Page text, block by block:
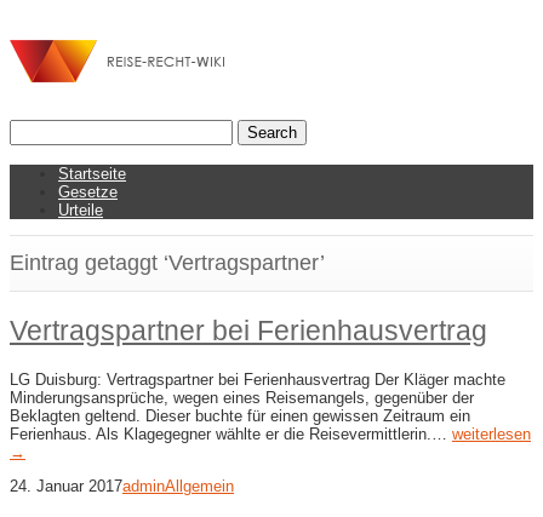
Startseite
Gesetze
Urteile
Eintrag getaggt ‘Vertragspartner’
Vertragspartner bei Ferienhausvertrag
LG Duisburg: Vertragspartner bei Ferienhausvertrag Der Kläger machte
Minderungsansprüche, wegen eines Reisemangels, gegenüber der
Beklagten geltend. Dieser buchte für einen gewissen Zeitraum ein
Ferienhaus. Als Klagegegner wählte er die Reisevermittlerin.… weiterlesen
→
24. Januar 2017adminAllgemein